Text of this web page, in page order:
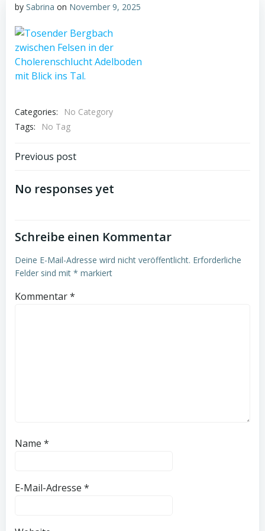
by Sabrina on November 9, 2025
Categories:
No Category
Tags:
No Tag
Post
navigation
Previous post
No responses yet
Schreibe einen Kommentar
Deine E-Mail-Adresse wird nicht veröffentlicht. Erforderliche
Felder sind mit * markiert
Kommentar*
Name *
E-Mail-Adresse *